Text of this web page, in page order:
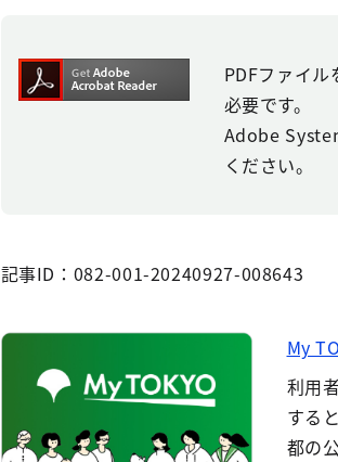
PDFファイ
必要です。
Adobe
ください。
記事ID：082-001-20240927-008643
My
利用
する
都の